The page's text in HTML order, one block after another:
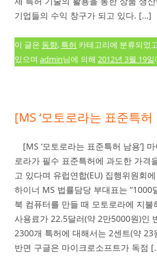
기업들의 수익 창구가 되고 있다. […]
이 글은 동향, 특허 카테고리에 분류되었
있으며 admin님에 의해 2012년 3월 19일
[MS ‘모토로라는 표준특허
[MS ‘모토로라는 표준특허 남용’]
로라가 필수 표준특허에 과도한 가격
고 있다며 유럽연합(EU) 집행위원회
하이너 MS 법률담당 부대표는 “1000
북 컴퓨터를 만들 때 모토로라에 지
사용료가 22.5달러(약 2만5000원)인
2300개 특허에 대해서는 2센트(약 23
반면 구글은 마이크로소프트가 독점